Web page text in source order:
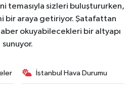
temasıyla sizleri buluştururken,
bir araya getiriyor. Şatafattan
okuyabilecekleri bir altyapı
sunuyor.
İstanbul Hava Durumu